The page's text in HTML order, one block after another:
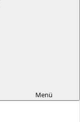
Menü